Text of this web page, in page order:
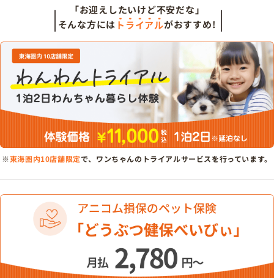
「お迎えしたいけど不安だな」
そんな方には トライアルがおすすめ!
※東海圏内10店舗限定で、ワンちゃんのトライアルサービスを行っています。